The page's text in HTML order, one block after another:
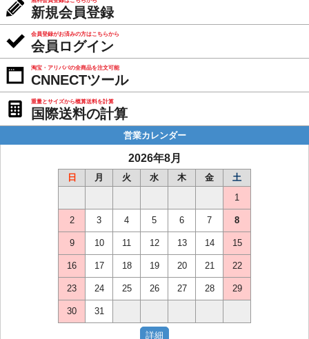
新規会員登録
会員登録がお済みの方はこちらから
会員ログイン
淘宝・アリババの全商品を注文可能
CNNECTツール
重量とサイズから概算送料を計算
国際送料の計算
営業カレンダー
2026年8月
日 月 火 水 木 金
土
1
2 3 4 5 6 7 8
9 10 11 12 13 14 15
16 17 18 19 20 21 22
23 24 25 26 27 28 29
30 31